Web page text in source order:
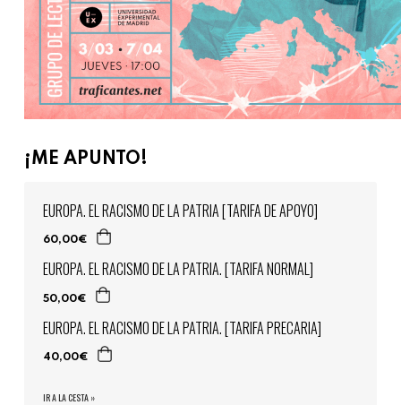
¡ME APUNTO!
EUROPA. EL RACISMO DE LA PATRIA [TARIFA DE APOYO]
60,00€
EUROPA. EL RACISMO DE LA PATRIA. [TARIFA NORMAL]
50,00€
EUROPA. EL RACISMO DE LA PATRIA. [TARIFA PRECARIA]
40,00€
IR A LA CESTA »